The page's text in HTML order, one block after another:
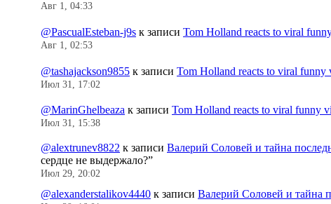
Авг 1, 04:33
@PascualEsteban-j9s к записи Tom Holland reacts to viral
Авг 1, 02:53
@tashajackson9855 к записи Tom Holland reacts to viral funny
Июл 31, 17:02
@MarinGhelbeaza к записи Tom Holland reacts to viral funny
Июл 31, 15:38
@alextrunev8822 к записи Валерий Соловей и тайна
сердце не выдержало?”
Июл 29, 20:02
@alexanderstalikov4440 к записи Валерий Соловей и тайна